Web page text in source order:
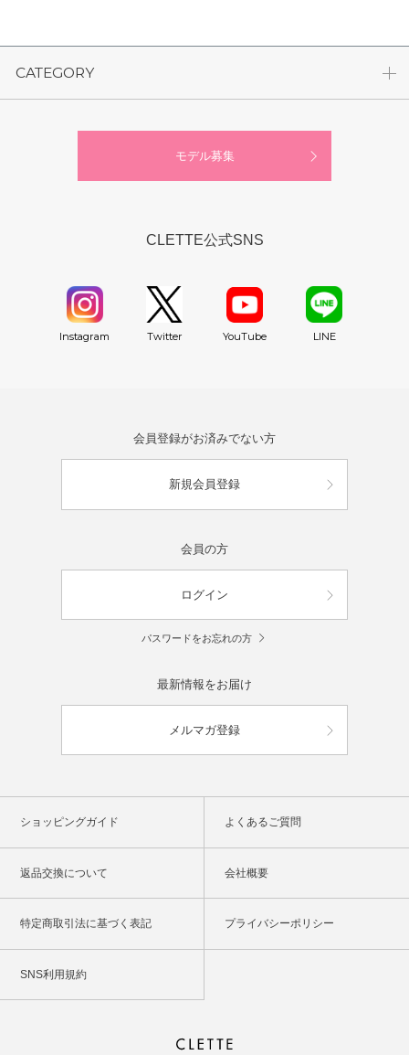
CATEGORY
モデル募集
CLETTE公式SNS
Instagram Twitter YouTube LINE
会員登録がお済みでない方
新規会員登録
会員の方
ログイン
パスワードをお忘れの方
最新情報をお届け
メルマガ登録
ショッピングガイド よくあるご質問
返品交換について 会社概要
特定商取引法に基づく表記 プライバシーポリシー
SNS利用規約